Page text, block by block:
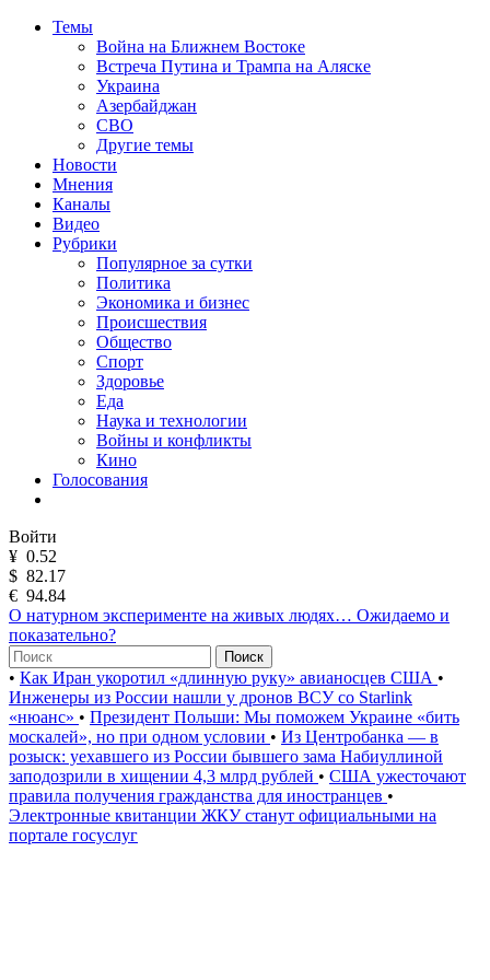
Темы
Война на Ближнем Востоке
Встреча Путина и Трампа на Аляске
Украина
Азербайджан
СВО
Другие темы
Новости
Мнения
Каналы
Видео
Рубрики
Популярное за сутки
Политика
Экономика и бизнес
Происшествия
Общество
Спорт
Здоровье
Еда
Наука и технологии
Войны и конфликты
Кино
Голосования
Войти
¥ 0.52
$ 82.17
€ 94.84
О натурном эксперименте на живых людях… Ожидаемо и
показательно?
Поиск
• Как Иран укоротил «длинную руку» авианосцев США •
Инженеры из России нашли у дронов ВСУ со Starlink
«нюанс» • Президент Польши: Мы поможем Украине «бить
москалей», но при одном условии • Из Центробанка — в
розыск: уехавшего из России бывшего зама Набиуллиной
заподозрили в хищении 4,3 млрд рублей • США ужесточают
правила получения гражданства для иностранцев •
Электронные квитанции ЖКУ станут официальными на
портале госуслуг